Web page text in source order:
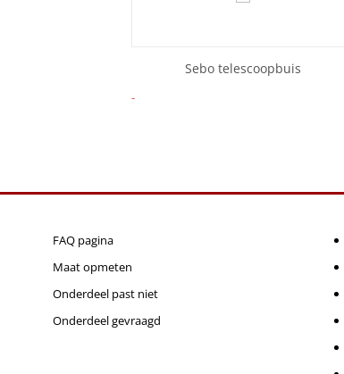
Sebo telescoopbuis
-
FAQ pagina
Maat opmeten
Onderdeel past niet
Onderdeel gevraagd